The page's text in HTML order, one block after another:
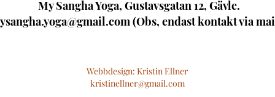
My Sangha Yoga, Gustavsgatan 12, Gävle.
(Obs, endast kontakt via
Webbdesign: Kristin Ellner
kristinellner@gmail.com